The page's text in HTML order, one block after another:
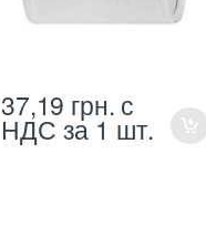
37,19 грн. с
НДС за 1 шт.